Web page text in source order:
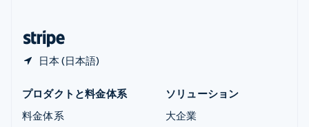
日本 (日本語)
プロダクトと料金体系
料金体系
ソリューション
大企業